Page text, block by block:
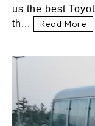
us the best
th...
Read More